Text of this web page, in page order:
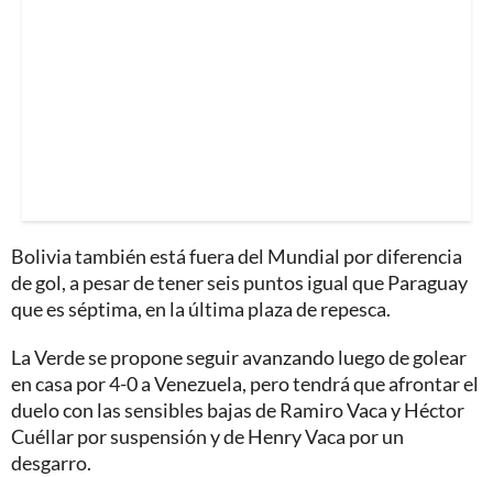
Bolivia también está fuera del Mundial por diferencia
de gol, a pesar de tener seis puntos igual que Paraguay
que es séptima, en la última plaza de repesca.
La Verde se propone seguir avanzando luego de golear
en casa por 4-0 a Venezuela, pero tendrá que afrontar el
duelo con las sensibles bajas de Ramiro Vaca y Héctor
Cuéllar por suspensión y de Henry Vaca por un
desgarro.